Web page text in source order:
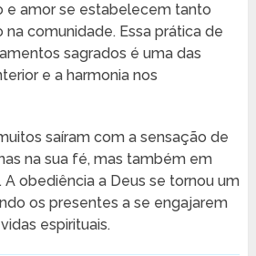
e amor se estabelecem tanto
comunidade. Essa prática de
sagrados é uma das
e a harmonia nos
saíram com a sensação de
na sua fé, mas também em
A obediência a Deus se tornou um
os presentes a se engajarem
espirituais.